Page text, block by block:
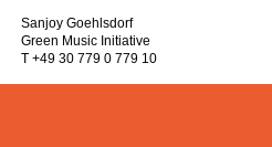
Sanjoy Goehlsdorf
Green Music Initiative
T +49 30 779 0 779 10